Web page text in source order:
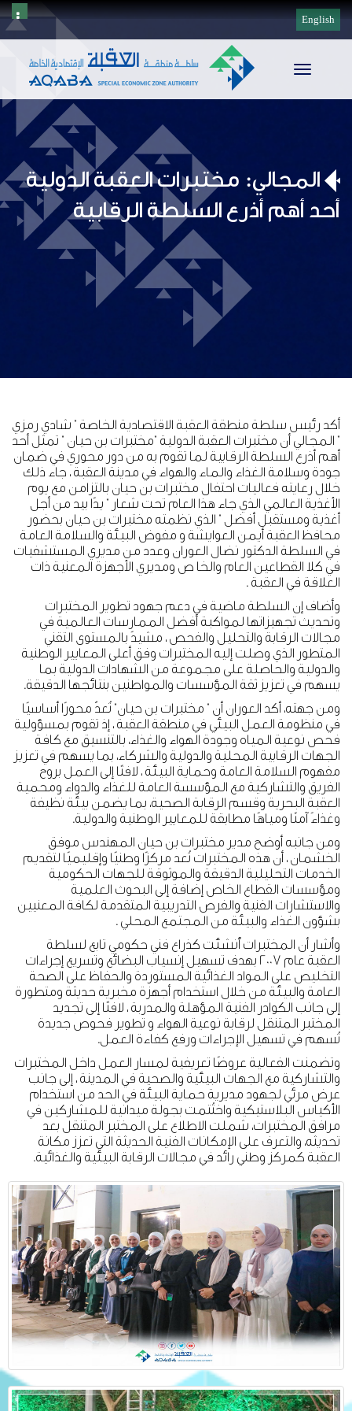
English
Toggle
المجالي: مختبرات العقبة الدولية
أحد أهم أذرع السلطة الرقابية
أكد رئيس سلطة منطقة العقبة الاقتصادية الخاصة " شادي رمزي
" المجالي أن مختبرات العقبة الدولية "مختبرات بن حيان " تمثل أحد
أهم أذرع السلطة الرقابية لما تقوم به من دور محوري في ضمان
جودة وسلامة الغذاء والماء والهواء في مدينة العقبة ، جاء ذلك
خلال رعايته فعاليات احتفال مختبرات بن حيان بالتزامن مع يوم
الأغذية العالمي الذي جاء هذا العام تحت شعار " يدًا بيد من أجل
أغذية ومستقبل أفضل " الذي نظمته مختبرات بن حيان بحضور
محافظ العقبة أيمن العوايشة و مفوض البيئة والسلامة العامة
في السلطة الدكتور نضال العوران وعدد من مديري المستشفيات
في كلا القطاعين العام والخا ص ومديري الأجهزة المعنية ذات
العلاقة في العقبة .
وأضاف إن السلطة ماضية في دعم جهود تطوير المختبرات
وتحديث تجهيزاتها لمواكبة أفضل الممارسات العالمية في
مجالات الرقابة والتحليل والفحص ، مشيدً بالمستوى التقني
المتطور الذي وصلت إليه المختبرات وفق أعلى المعايير الوطنية
والدولية والحاصلة على مجموعة من الشهادات الدولية بما
يسهم في تعزيز ثقة المؤسسات والمواطنين بنتائجها الدقيقة.
ومن جهته، أكد العوران أن " مختبرات بن حيان" تُعدّ محورًا أساسيًا
في منظومة العمل البيئي في منطقة العقبة ، إذ تقوم بمسؤولية
فحص نوعية المياه وجودة الهواء والغذاء، بالتنسيق مع كافة
الجهات الرقابية المحلية والدولية والشركاء، بما يسهم في تعزيز
مفهوم السلامة العامة وحماية البيئة ، لافتًا إلى العمل بروح
الفريق والتشاركية مع المؤسسة العامة للغذاء والدواء ومحمية
العقبة البحرية وقسم الرقابة الصحية، بما يضمن بيئة نظيفة
وغذاءً آمنًا ومياهًا مطابقة للمعايير الوطنية والدولية.
ومن جانبه أوضح مدير مختبرات بن حيان المهندس موفق
الخشمان ، أن هذه المختبرات تُعد مركزًا وطنيًا وإقليميًا لتقديم
الخدمات التحليلية الدقيقة والموثوقة للجهات الحكومية
ومؤسسات القطاع الخاص إضافة إلى البحوث العلمية
والاستشارات الفنية والفرص التدريبية المتقدمة لكافة المعنيين
بشؤون الغذاء والبيئة من المجتمع المحلي .
وأشار أن المختبرات أُنشئت كذراع فني حكومي تابع لسلطة
العقبة عام 2007 بهدف تسهيل إنسياب البضائع وتسريع إجراءات
التخليص على المواد الغذائية المستوردة والحفاظ على الصحة
العامة والبيئة من خلال استخدام أجهزة مخبرية حديثة ومتطورة
إلى جانب الكوادر الفنية المؤهلة والمدربة ، لافتًا إلى تجديد
المختبر المتنقل لرقابة نوعية الهواء و تطوير فحوص جديدة
تُسهم في تسهيل الإجراءات ورفع كفاءة العمل.
وتضمنت الفعالية عروضًا تعريفية لمسار العمل داخل المختبرات
والتشاركية مع الجهات البيئية والصحية في المدينة ، إلى جانب
عرض مرئي لجهود مديرية حماية البيئة في الحد من استخدام
الأكياس البلاستيكية واختُتمت بجولة ميدانية للمشاركين في
مرافق المختبرات، شملت الاطلاع على المختبر المتنقل بعد
تحديثه، والتعرف على الإمكانات الفنية الحديثة التي تعزز مكانة
العقبة كمركز وطني رائد في مجالات الرقابة البيئية والغذائية.